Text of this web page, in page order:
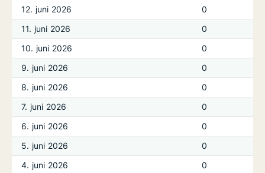
12. juni 2026
0
11. juni 2026
0
10. juni 2026
0
9. juni 2026
0
8. juni 2026
0
7. juni 2026
0
6. juni 2026
0
5. juni 2026
0
4. juni 2026
0